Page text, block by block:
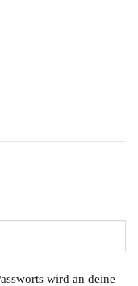
wird an deine